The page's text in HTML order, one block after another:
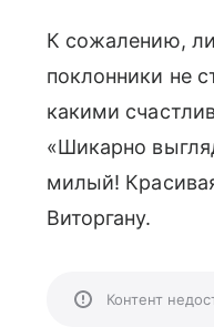
К сожалению,
поклонники не
какими
«Шикарно
милый!
Виторгану.
Контент